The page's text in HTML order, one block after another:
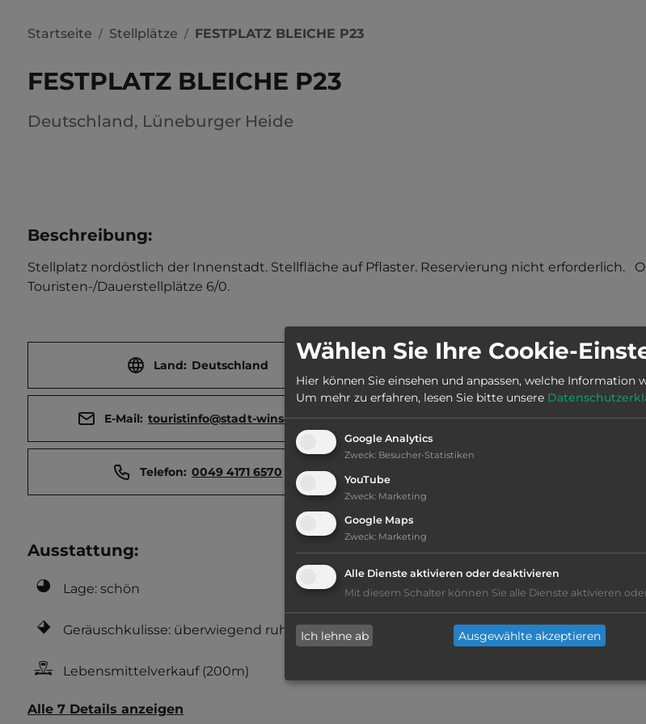
Startseite / Stellplätze / FESTPLATZ BLEICHE P23
FESTPLATZ BLEICHE P23
Deutschland, Lüneburger Heide
Beschreibung:
Stellplatz nordöstlich der Innenstadt. Stellfläche auf Pflaster. Reservierung nicht erforderlich.
Touristen-/Dauerstellplätze 6/0.
Land: Deutschland
E-Mail: touristinfo@stadt-winsen.de Webseite: www.winsen.de
Telefon: 0049 4171 6570
Ausstattung:
Lage: schön
Geräuschkulisse: überwiegend ruhig
Lebensmittelverkauf(200m)
Freibad vorhanden(500m)
Hallenbad vorhanden(500m)
Alle 7 Details anzeigen
Wählen Sie Ihre Cookie-
Hier können Sie einsehen und anpassen, welche Information
Um mehr zu erfahren, lesen Sie bitte unsere
Google Analytics
Zweck: Besucher-Statistiken
YouTube
Zweck: Marketing
Google Maps
Zweck: Marketing
Alle Dienste aktivieren oder deaktivieren
Mit diesem Schalter können Sie alle Dienste aktivieren
Ich lehne ab Ausgewählte akzeptieren